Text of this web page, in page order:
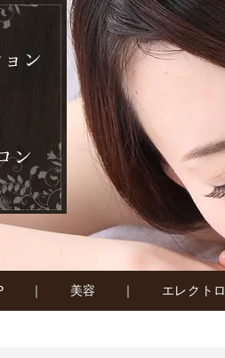
｜ 美容 ｜ エレクトロ